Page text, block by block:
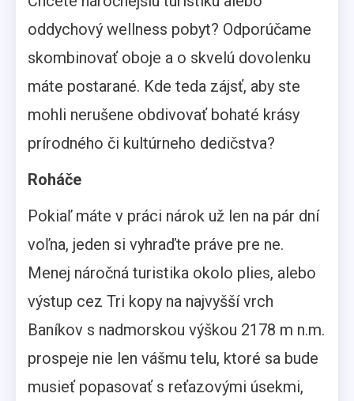
oddychový wellness pobyt? Odporúčame
skombinovať oboje a o skvelú dovolenku
máte postarané. Kde teda zájsť, aby ste
mohli nerušene obdivovať bohaté krásy
prírodného či kultúrneho dedičstva?
Roháče
Pokiaľ máte v práci nárok už len na pár dní
voľna, jeden si vyhraďte práve pre ne.
Menej náročná turistika okolo plies, alebo
výstup cez Tri kopy na najvyšší vrch
Baníkov s nadmorskou výškou 2178 m n.m.
prospeje nie len vášmu telu, ktoré sa bude
musieť popasovať s reťazovými úsekmi,